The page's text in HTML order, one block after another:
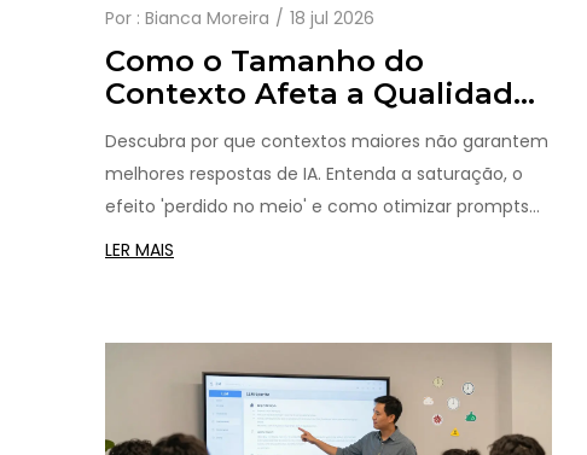
Por : Bianca Moreira 18 jul 2026
Como o Tamanho do
Contexto Afeta a Qualidade
da IA: O Que Você Precisa
Saber em 2026
Descubra por que contextos maiores não garantem
melhores respostas de IA. Entenda a saturação, o
efeito 'perdido no meio' e como otimizar prompts
em 2026.
LER MAIS